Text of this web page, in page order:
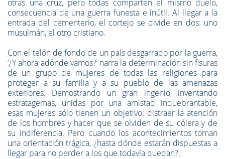
otras una cruz, pero todas comparten el mismo duelo,
consecuencia de una guerra funesta e inútil. Al llegar a la
entrada del cementerio, el cortejo se divide en dos: uno
musulmán, el otro cristiano.
Con el telón de fondo de un país desgarrado por la guerra,
‘¿Y ahora adónde vamos?’ narra la determinación sin fisuras
de un grupo de mujeres de todas las religiones para
proteger a su familia y a su pueblo de las amenazas
exteriores. Demostrando un gran ingenio, inventando
estratagemas, unidas por una amistad inquebrantable,
esas mujeres sólo tienen un objetivo: distraer la atención
de los hombres y hacer que se olviden de su cólera y de
su indiferencia. Pero cuando los acontecimientos toman
una orientación trágica, ¿hasta dónde estarán dispuestas a
llegar para no perder a los que todavía quedan?.